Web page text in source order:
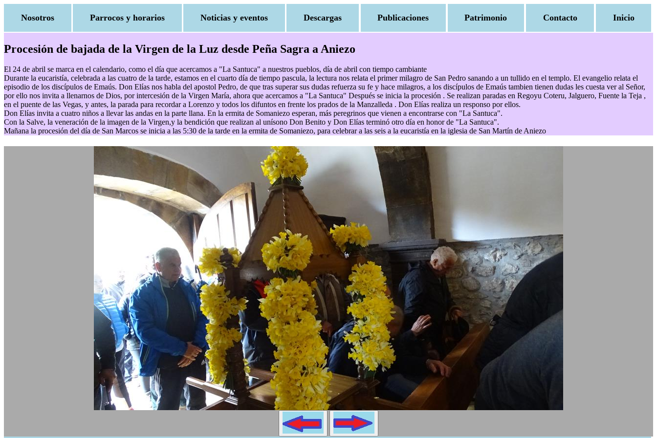
Nosotros Parrocos y horarios Noticias y eventos Descargas Publicaciones Patrimonio Contacto Inicio
Procesión de bajada de la Virgen de la Luz desde Peña Sagra a Aniezo
El 24 de abril se marca en el calendario, como el día que acercamos a "La Santuca" a nuestros pueblos, día de abril con tiempo cambiante
Durante la eucaristía, celebrada a las cuatro de la tarde, estamos en el cuarto día de tiempo pascula, la lectura nos relata el primer milagro de San Pedro sanando a un tullido en el templo. El evangelio relata el
episodio de los discípulos de Emaús. Don Elías nos habla del apostol Pedro, de que tras superar sus dudas refuerza su fe y hace milagros, a los discípulos de Emaús tambien tienen dudas les cuesta ver al Señor,
por ello nos invita a llenarnos de Dios, por intercesión de la Virgen María, ahora que acercamos a "La Santuca" Después se inicia la procesión . Se realizan paradas en Regoyu Coteru, Jalguero, Fuente la Teja ,
en el puente de las Vegas, y antes, la parada para recordar a Lorenzo y todos los difuntos en frente los prados de la Manzalleda . Don Elías realiza un responso por ellos.
Don Elías invita a cuatro niños a llevar las andas en la parte llana. En la ermita de Somaniezo esperan, más peregrinos que vienen a encontrarse con "La Santuca".
Con la Salve, la veneración de la imagen de la Virgen,y la bendición que realizan al unísono Don Benito y Don Elías terminó otro día en honor de "La Santuca".
Mañana la procesión del día de San Marcos se inicia a las 5:30 de la tarde en la ermita de Somaniezo, para celebrar a las seis a la eucaristía en la iglesia de San Martín de Aniezo